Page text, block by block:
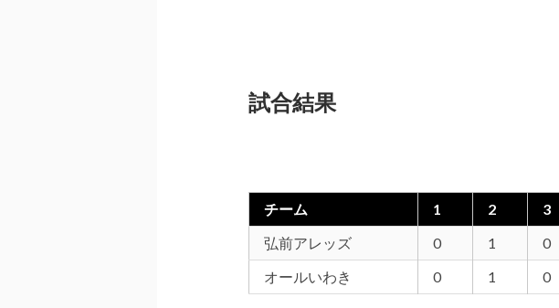
試合結果
チーム 1 2 3
弘前アレッズ
0 1 0
オールいわき
0 1 0